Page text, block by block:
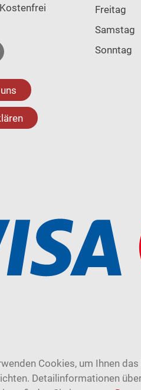
Kostenfrei
Freitag
Samstag
Sonntag
Cookies, um Ihnen
Detailinformationen